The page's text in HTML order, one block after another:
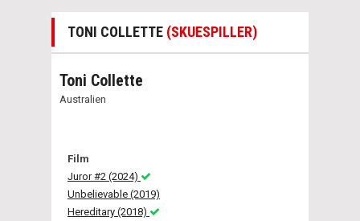
TONI COLLETTE (SKUESPILLER)
Toni Collette
Australien
Film
Juror #2 (2024)
Unbelievable (2019)
Hereditary (2018)